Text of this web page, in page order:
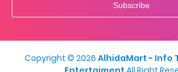
Copyright © 2026 AlhidaMart - Info